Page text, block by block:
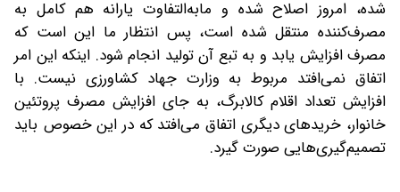
شده، امروز اصلاح شده و مابه‌التفاوت یارانه هم کامل به
مصرف‌کننده منتقل شده است، پس انتظار ما این است که
مصرف افزایش یابد و به تبع آن تولید انجام شود. اینکه این امر
اتفاق نمی‌افتد مربوط به وزارت جهاد کشاورزی نیست. با
افزایش تعداد اقلام کالابرگ، به جای افزایش مصرف پروتئین
خانوار، خریدهای دیگری اتفاق می‌افتد که در این خصوص باید
تصمیم‌گیری‌هایی صورت گیرد.